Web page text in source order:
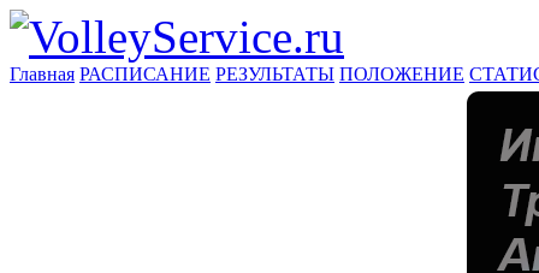
Главная РАСПИСАНИЕ РЕЗУЛЬТАТЫ ПОЛОЖЕНИЕ